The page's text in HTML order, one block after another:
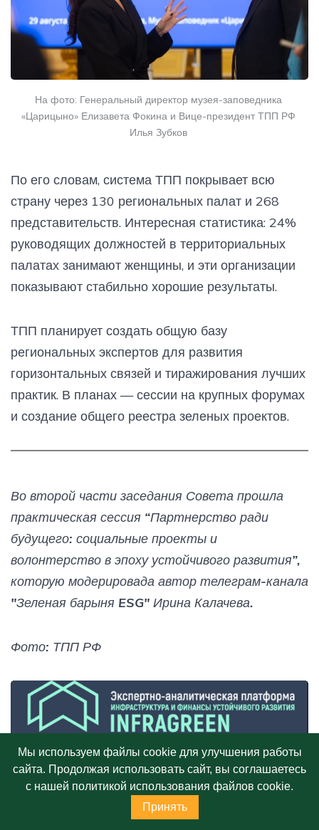
На фото: Генеральный директор музея-заповедника
«Царицыно» Елизавета Фокина и Вице-президент ТПП РФ
Илья Зубков
По его словам, система ТПП покрывает всю
страну через 130 региональных палат и 268
представительств. Интересная статистика: 24%
руководящих должностей в территориальных
палатах занимают женщины, и эти организации
показывают стабильно хорошие результаты.
ТПП планирует создать общую базу
региональных экспертов для развития
горизонтальных связей и тиражирования лучших
практик. В планах — сессии на крупных форумах
и создание общего реестра зеленых проектов.
Во второй части заседания Совета прошла
практическая сессия “Партнерство ради
будущего: социальные проекты и
волонтерство в эпоху устойчивого развития”,
которую модерировада автор телеграм-канала
"Зеленая барыня ESG" Ирина Калачева.
Фото: ТПП РФ
Мы используем файлы cookie для улучшения работы
сайта. Продолжая использовать сайт, вы соглашаетесь
с нашей политикой использования файлов cookie.
Принять